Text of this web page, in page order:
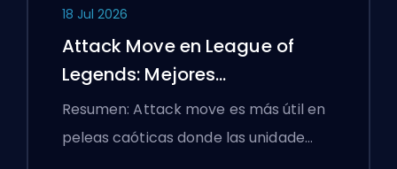
18 Jul 2026
Attack Move en League of
Legends: Mejores
Configuraciones
Resumen: Attack move es más útil en
peleas caóticas donde las unidade…